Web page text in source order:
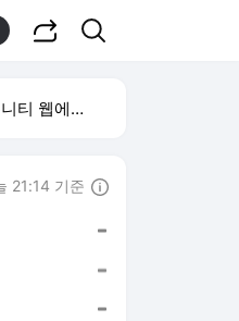
에서 보기
21:14 기준